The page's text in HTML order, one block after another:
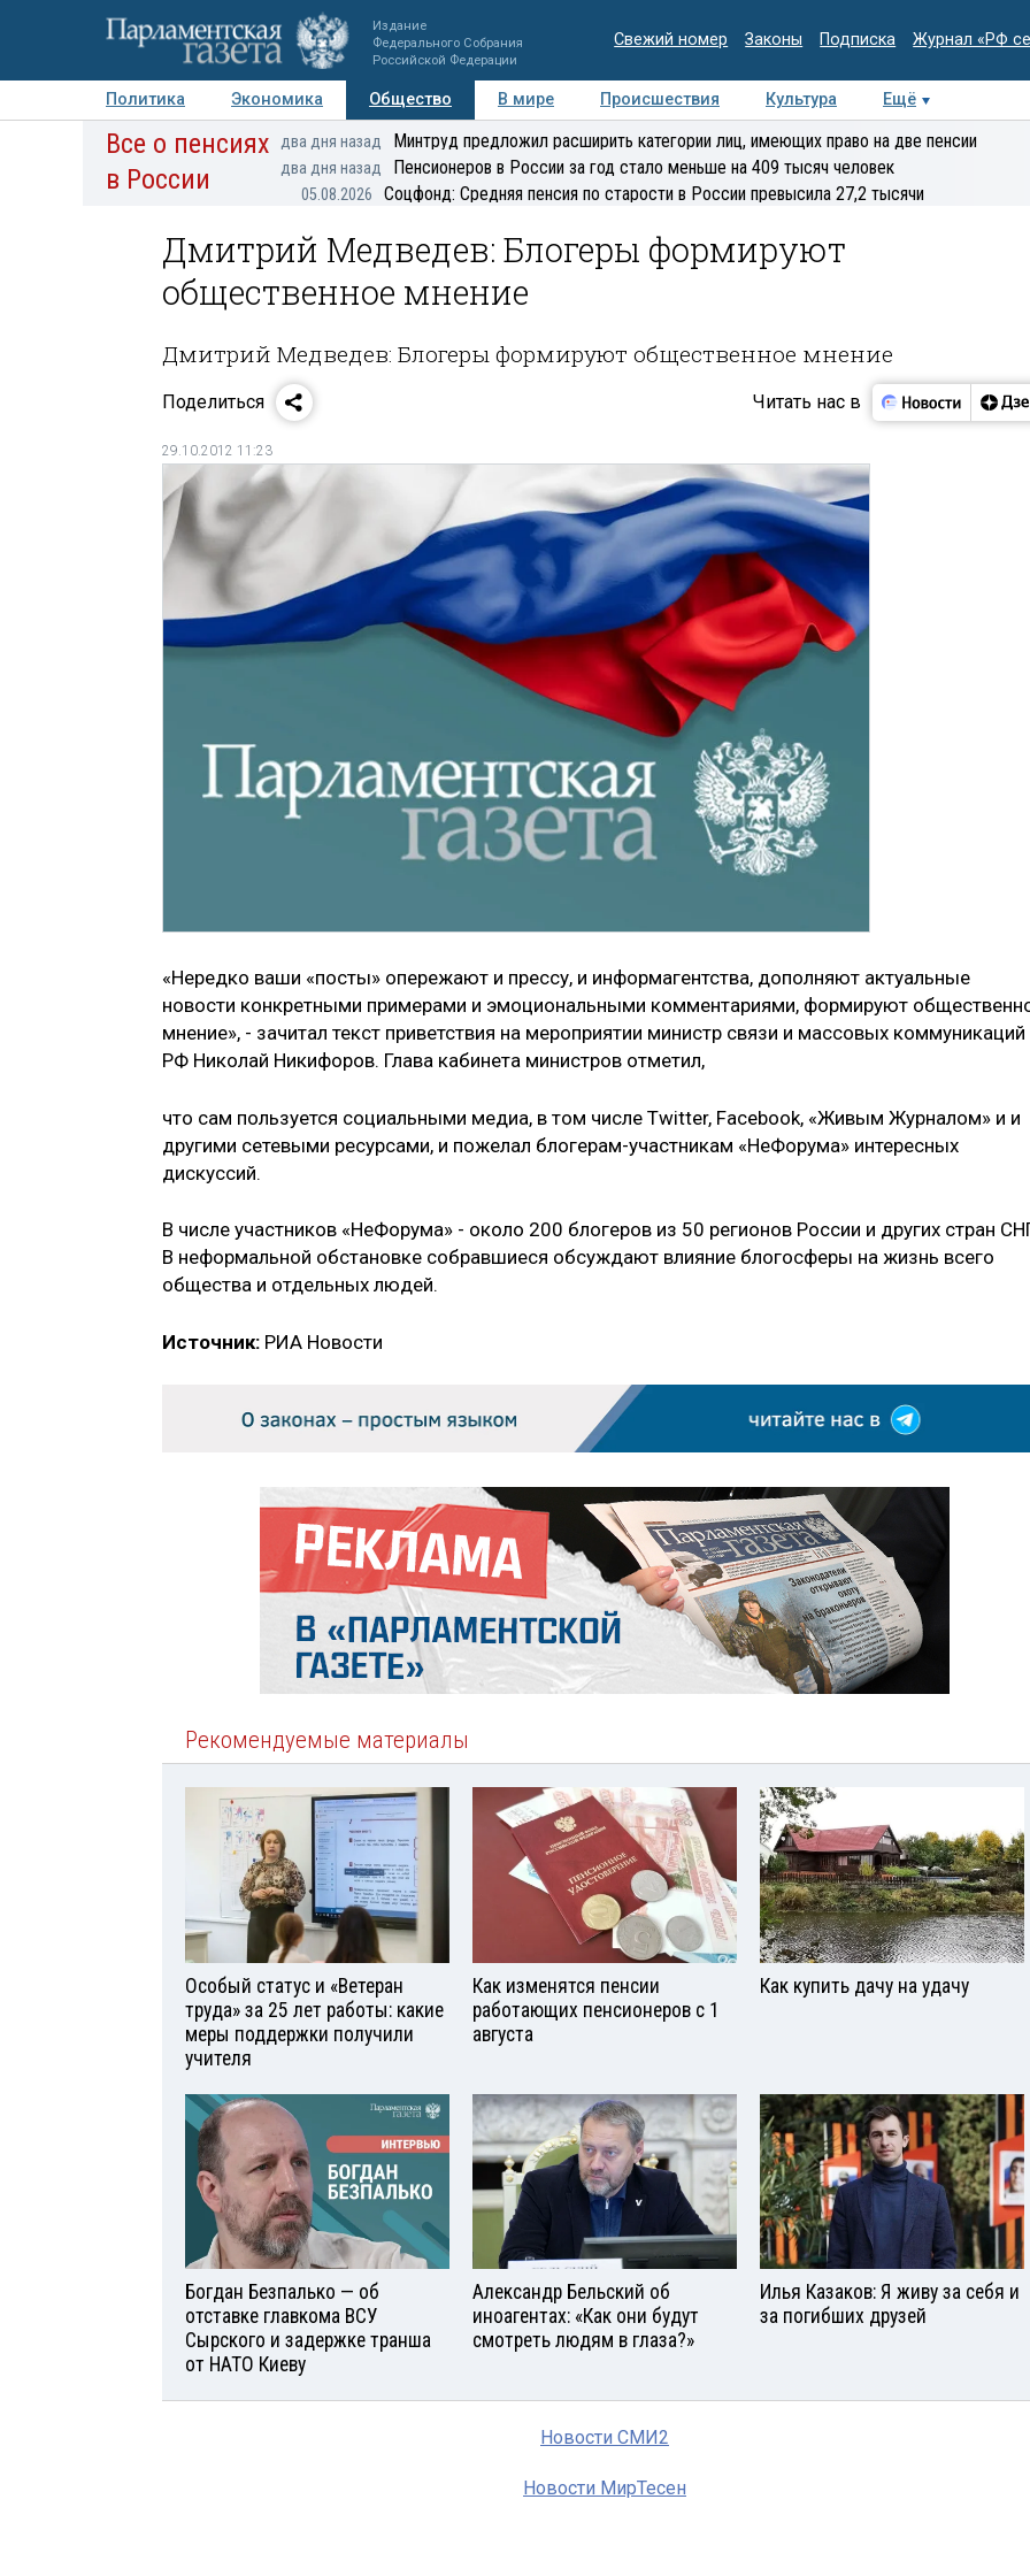
Издание
Федерального Собрания
Российской Федерации
Свежий номер Законы Подписка Журнал «РФ
Политика Экономика Общество В мире Происшествия Культура
Ещё
Авторы Персоны Мнения Регионы Медиацентр Интервью Колумнисты
Все о пенсиях
в России
два дня назад Минтруд предложил расширить категории лиц, имеющих право на две пенсии
два дня назад Пенсионеров в России за год стало меньше на 409 тысяч человек
05.08.2026 Соцфонд: Средняя пенсия по старости в России превысила 27,2 тысячи
Дмитрий Медведев: Блогеры формируют
общественное мнение
Дмитрий Медведев: Блогеры формируют общественное мнение
Поделиться Читать нас в
29.10.2012 11:23
«Нередко ваши «посты» опережают и прессу, и информагентства, дополняют актуальные
новости конкретными примерами и эмоциональными комментариями, формируют
мнение», - зачитал текст приветствия на мероприятии министр связи и массовых коммуникаций
РФ Николай Никифоров. Глава кабинета министров отметил,
что сам пользуется социальными медиа, в том числе Twitter, Facebook, «Живым Журналом» и и
другими сетевыми ресурсами, и пожелал блогерам-участникам «НеФорума» интересных
дискуссий.
В числе участников «НеФорума» - около 200 блогеров из 50 регионов России и других стран
В неформальной обстановке собравшиеся обсуждают влияние блогосферы на жизнь всего
общества и отдельных людей.
Источник: РИА Новости
Рекомендуемые материалы
Особый статус и «Ветеран
труда» за 25 лет работы: какие
меры поддержки получили
учителя
Как изменятся пенсии
работающих пенсионеров с 1
августа
Как купить дачу на удачу
Богдан Безпалько — об
отставке главкома ВСУ
Сырского и задержке транша
от НАТО Киеву
Александр Бельский об
иноагентах: «Как они будут
смотреть людям в глаза?»
Илья Казаков: Я живу за себя и
за погибших друзей
Новости СМИ2
Новости МирТесен